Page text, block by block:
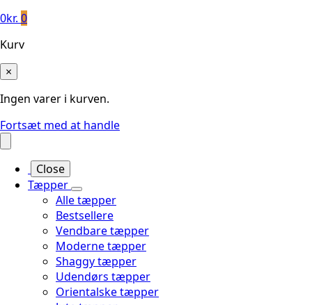
0kr. 0
Kurv
×
Ingen varer i kurven.
Fortsæt med at handle
Close
Tæpper
Alle tæpper
Bestsellere
Vendbare tæpper
Moderne tæpper
Shaggy tæpper
Udendørs tæpper
Orientalske tæpper